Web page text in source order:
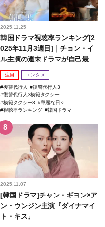
2025.11.25
韓国ドラマ視聴率ランキング[2
025年11月3週目]｜チョン・イ
ル主演の週末ドラマが自己最高
記録を更新！
注目 エンタメ
復讐代行人
復讐代行人3
復讐代行人3模範タクシー
模範タクシー3
華麗な日々
視聴率ランキング
韓国ドラマ
2025.11.07
[韓国ドラマ]チャン・ギヨン×ア
ン・ウンジン主演『ダイナマイ
ト・キス』